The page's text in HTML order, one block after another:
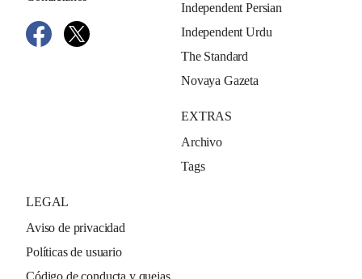
Independent Persian
Independent Urdu
The Standard
Novaya Gazeta
EXTRAS
Archivo
Tags
LEGAL
Aviso de privacidad
Políticas de usuario
Código de conducta y quejas